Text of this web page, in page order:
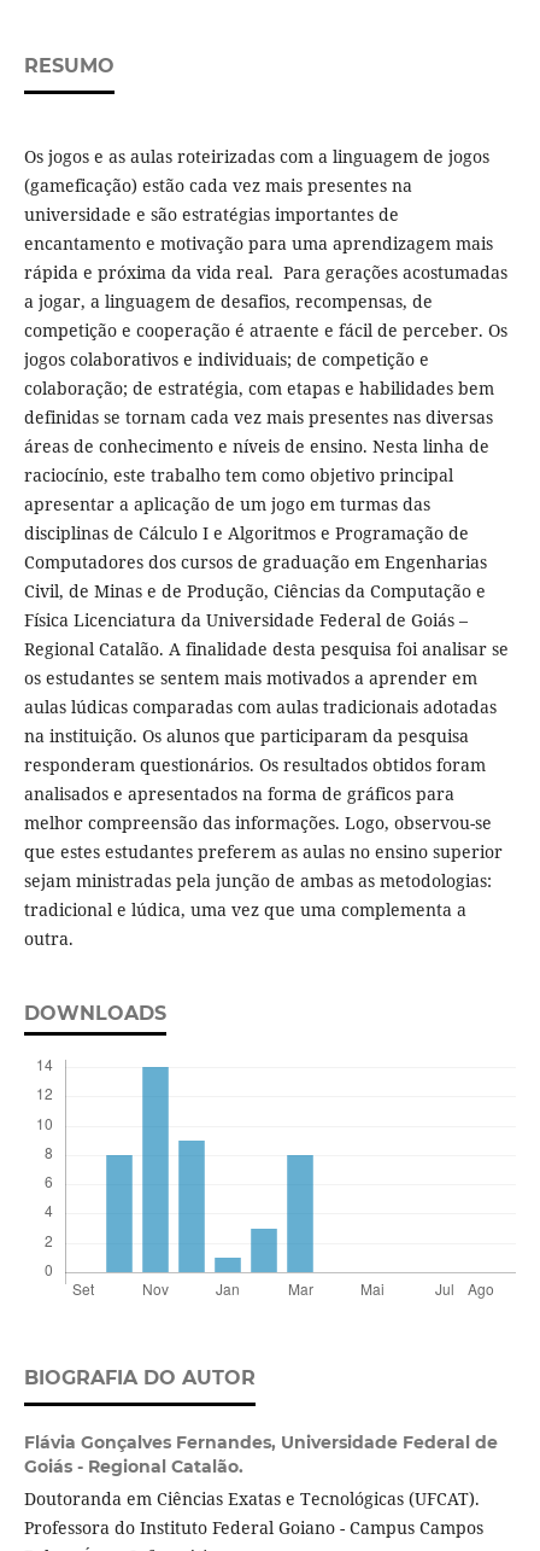
RESUMO
Os jogos e as aulas roteirizadas com a linguagem de jogos
(gameficação) estão cada vez mais presentes na
universidade e são estratégias importantes de
encantamento e motivação para uma aprendizagem mais
rápida e próxima da vida real. Para gerações acostumadas
a jogar, a linguagem de desafios, recompensas, de
competição e cooperação é atraente e fácil de perceber. Os
jogos colaborativos e individuais; de competição e
colaboração; de estratégia, com etapas e habilidades bem
definidas se tornam cada vez mais presentes nas diversas
áreas de conhecimento e níveis de ensino. Nesta linha de
raciocínio, este trabalho tem como objetivo principal
apresentar a aplicação de um jogo em turmas das
disciplinas de Cálculo I e Algoritmos e Programação de
Computadores dos cursos de graduação em Engenharias
Civil, de Minas e de Produção, Ciências da Computação e
Física Licenciatura da Universidade Federal de Goiás –
Regional Catalão. A finalidade desta pesquisa foi analisar se
os estudantes se sentem mais motivados a aprender em
aulas lúdicas comparadas com aulas tradicionais adotadas
na instituição. Os alunos que participaram da pesquisa
responderam questionários. Os resultados obtidos foram
analisados e apresentados na forma de gráficos para
melhor compreensão das informações. Logo, observou-se
que estes estudantes preferem as aulas no ensino superior
sejam ministradas pela junção de ambas as metodologias:
tradicional e lúdica, uma vez que uma complementa a
outra.
DOWNLOADS
BIOGRAFIA DO AUTOR
Flávia Gonçalves Fernandes, Universidade Federal de
Goiás - Regional Catalão.
Doutoranda em Ciências Exatas e Tecnológicas (UFCAT).
Professora do Instituto Federal Goiano - Campus Campos